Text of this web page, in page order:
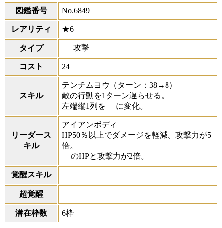
図鑑番号 No.6849
レアリティ ★6
タイプ 攻撃
コスト 24
スキル
テンチムヨウ
（ターン：38→8）
敵の行動を1ターン遅らせる。
左端縦1列を
に変化。
リーダース
キル
アイアンボディ
HP50％以上でダメージを軽減、攻撃力が5
倍。
のHPと攻撃力が2倍。
覚醒スキル
超覚醒
潜在枠数 6枠